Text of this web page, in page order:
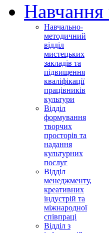
Навчання
Навчально-
методичний
відділ
мистецьких
закладів та
підвищення
кваліфікації
працівників
культури
Відділ
формування
творчих
просторів та
надання
культурних
послуг
Відділ
менеджменту,
креативних
індустрій та
міжнародної
співпраці
Відділ з